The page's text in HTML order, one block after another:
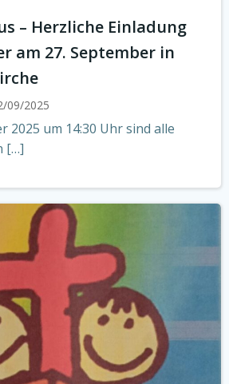
– Herzliche Einladung
am 27. September in
09/2025
2025 um 14:30 Uhr sind alle
[…]